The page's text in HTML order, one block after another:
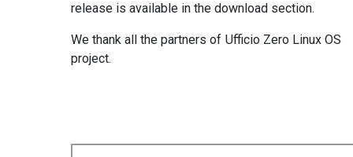
release is available in the download section.
We thank all the partners of Ufficio Zero Linux OS
project.